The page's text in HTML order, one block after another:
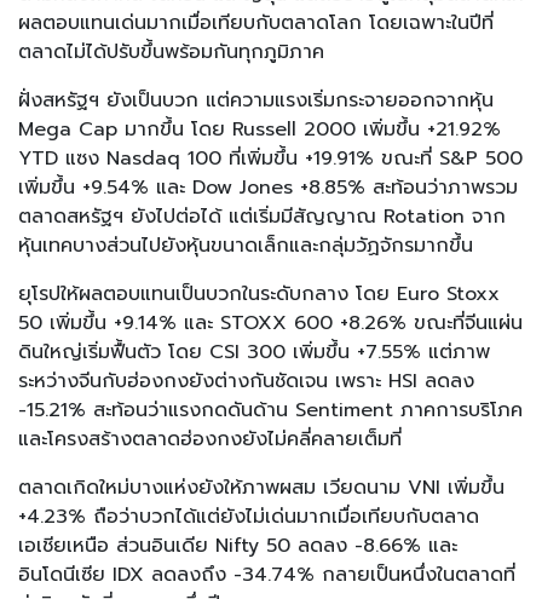
ผลตอบแทนเด่นมากเมื่อเทียบกับตลาดโลก โดยเฉพาะในปีที่
ตลาดไม่ได้ปรับขึ้นพร้อมกันทุกภูมิภาค
ฝั่งสหรัฐฯ ยังเป็นบวก แต่ความแรงเริ่มกระจายออกจากหุ้น
Mega Cap มากขึ้น โดย Russell 2000 เพิ่มขึ้น +21.92%
YTD แซง Nasdaq 100 ที่เพิ่มขึ้น +19.91% ขณะที่ S&P 500
เพิ่มขึ้น +9.54% และ Dow Jones +8.85% สะท้อนว่าภาพรวม
ตลาดสหรัฐฯ ยังไปต่อได้ แต่เริ่มมีสัญญาณ Rotation จาก
หุ้นเทคบางส่วนไปยังหุ้นขนาดเล็กและกลุ่มวัฏจักรมากขึ้น
ยุโรปให้ผลตอบแทนเป็นบวกในระดับกลาง โดย Euro Stoxx
50 เพิ่มขึ้น +9.14% และ STOXX 600 +8.26% ขณะที่จีนแผ่น
ดินใหญ่เริ่มฟื้นตัว โดย CSI 300 เพิ่มขึ้น +7.55% แต่ภาพ
ระหว่างจีนกับฮ่องกงยังต่างกันชัดเจน เพราะ HSI ลดลง
-15.21% สะท้อนว่าแรงกดดันด้าน Sentiment ภาคการบริโภค
และโครงสร้างตลาดฮ่องกงยังไม่คลี่คลายเต็มที่
ตลาดเกิดใหม่บางแห่งยังให้ภาพผสม เวียดนาม VNI เพิ่มขึ้น
+4.23% ถือว่าบวกได้แต่ยังไม่เด่นมากเมื่อเทียบกับตลาด
เอเชียเหนือ ส่วนอินเดีย Nifty 50 ลดลง -8.66% และ
อินโดนีเซีย IDX ลดลงถึง -34.74% กลายเป็นหนึ่งในตลาดที่